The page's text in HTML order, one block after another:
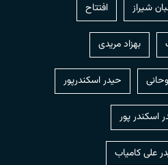
شیراز افتتاح
بهزاد مریدی
حيدر اسكندرپور
اسکندر پور
علی کامیاب